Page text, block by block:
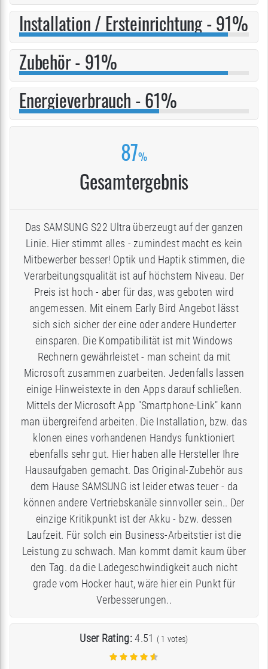
Installation / Ersteinrichtung - 91%
Zubehör - 91%
Energieverbrauch - 61%
87%
Gesamtergebnis
Das SAMSUNG S22 Ultra überzeugt auf der ganzen
Linie. Hier stimmt alles - zumindest macht es kein
Mitbewerber besser! Optik und Haptik stimmen, die
Verarbeitungsqualität ist auf höchstem Niveau. Der
Preis ist hoch - aber für das, was geboten wird
angemessen. Mit einem Early Bird Angebot lässt
sich sich sicher der eine oder andere Hunderter
einsparen. Die Kompatibilität ist mit Windows
Rechnern gewährleistet - man scheint da mit
Microsoft zusammen zuarbeiten. Jedenfalls lassen
einige Hinweistexte in den Apps darauf schließen.
Mittels der Microsoft App "Smartphone-Link" kann
man übergreifend arbeiten. Die Installation, bzw. das
klonen eines vorhandenen Handys funktioniert
ebenfalls sehr gut. Hier haben alle Hersteller Ihre
Hausaufgaben gemacht. Das Original-Zubehör aus
dem Hause SAMSUNG ist leider etwas teuer - da
können andere Vertriebskanäle sinnvoller sein.. Der
einzige Kritikpunkt ist der Akku - bzw. dessen
Laufzeit. Für solch ein Business-Arbeitstier ist die
Leistung zu schwach. Man kommt damit kaum über
den Tag. da die Ladegeschwindigkeit auch nicht
grade vom Hocker haut, wäre hier ein Punkt für
Verbesserungen..
User Rating:4.51 ( 1 votes)